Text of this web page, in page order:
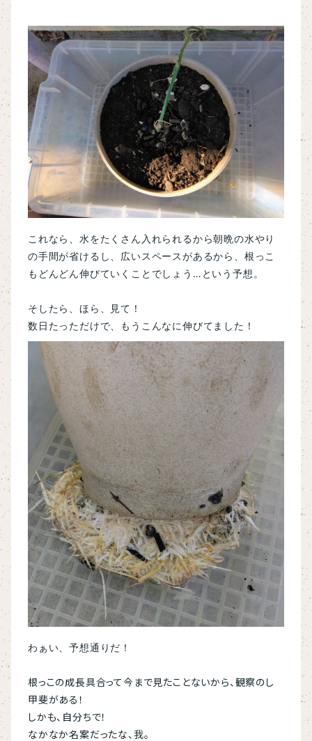
これなら、水をたくさん入れられるから朝晩の水やり
の手間が省けるし、広いスペースがあるから、根っこ
もどんどん伸びていくことでしょう…という予想。
そしたら、ほら、見て！
数日たっただけで、もうこんなに伸びてました！
わぁい、予想通りだ！
根っこの成長具合って今まで見たことないから、観察のし
甲斐がある！
しかも、自分ちで！
なかなか名案だったな、我。